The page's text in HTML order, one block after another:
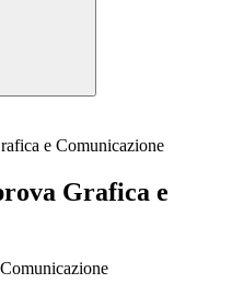
e Comunicazione
Grafica e